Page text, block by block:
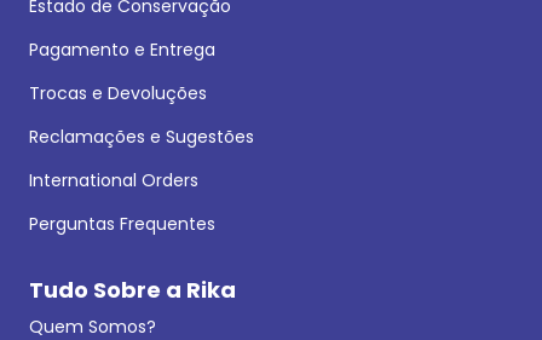
Estado de Conservação
Pagamento e Entrega
Trocas e Devoluções
Reclamações e Sugestões
International Orders
Perguntas Frequentes
Tudo Sobre a Rika
Quem Somos?